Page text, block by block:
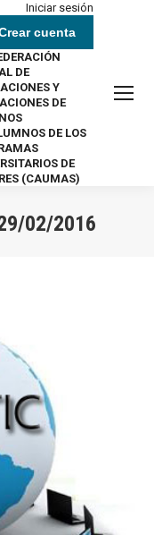
Iniciar sesión
cuenta
DE
Y
DE
DE LOS
DE
(CAUMAS)
02/2016